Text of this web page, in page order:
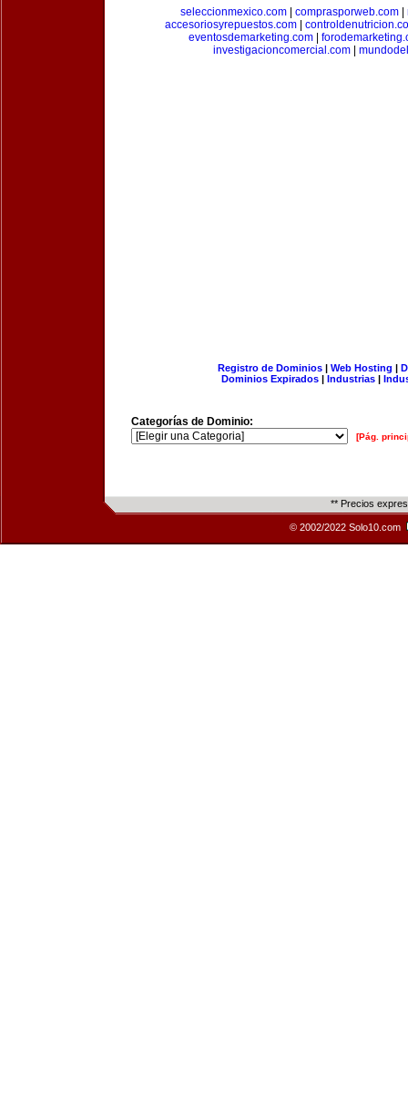
seleccionmexico.com| comprasporweb.com|
accesoriosyrepuestos.com
eventosdemarketing.com|
investigacioncomercial.com
Registro de Dominios| Web Hosting |
Dominios Expirados | Industrias |
Categorías de Dominio:
[Pág.
** Precios
© 2002/2022 Solo10.com